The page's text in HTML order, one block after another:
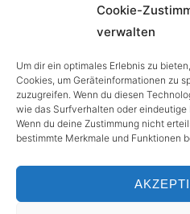
Cookie-
verwalten
Um dir ein optimales Erlebnis zu
Cookies, um Geräteinformationen zu
zuzugreifen. Wenn du diesen
wie das Surfverhalten oder eindeutige
Wenn du deine Zustimmung nicht
bestimmte Merkmale und Funktionen